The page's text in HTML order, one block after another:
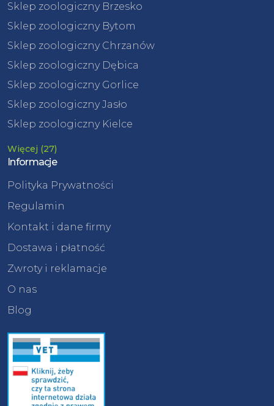
Sklep zoologiczny Brzesko
Sklep zoologiczny Bytom
Sklep zoologiczny Chrzanów
Sklep zoologiczny Dębica
Sklep zoologiczny Gorlice
Sklep zoologiczny Jasło
Sklep zoologiczny Kielce
Więcej (27)
Informacje
Polityka Prywatności
Regulamin
Kontakt i dane firmy
Dostawa i płatność
Zwroty i reklamacje
O nas
Blog